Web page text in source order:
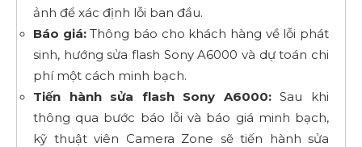
ảnh để xác định lỗi ban đầu.
Báo giá:Thông báo cho khách hàng về lỗi phát
sinh, hướng sửa flash Sony A6000 và dự toán chi
phí một cách minh bạch.
Tiến hành sửa flash Sony A6000:Sau khi
thông qua bước báo lỗi và báo giá minh bạch,
kỹ thuật viên Camera Zone sẽ tiến hành sửa